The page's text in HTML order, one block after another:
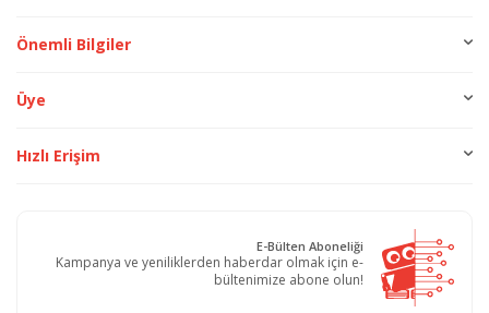
Önemli Bilgiler
Üye
Hızlı Erişim
E-Bülten Aboneliği
Kampanya ve yeniliklerden haberdar olmak için e-
bültenimize abone olun!